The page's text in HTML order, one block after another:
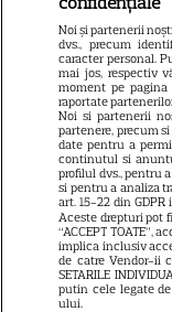
Noi și partenerii
dvs., precum
caracter personal.
mai jos, respectiv
moment pe
raportate
Noi si partenerii
partenere, precum
date pentru a
continutul si
profilul dvs., pentru
si pentru a analiza
art. 15-22 din
Aceste drepturi pot
“ACCEPT TOATE”,
implica inclusiv
de catre Vendor-ii
SETARILE
putin cele legate
ului.